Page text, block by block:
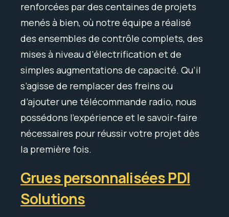
renforcées par des centaines de projets
menés à bien, où notre équipe a réalisé
des ensembles de contrôle complets, des
mises à niveau d’électrification et de
simples augmentations de capacité. Qu’il
s’agisse de remplacer des freins ou
d’ajouter une télécommande radio, nous
possédons l’expérience et le savoir-faire
nécessaires pour réussir votre projet dès
la première fois.
Grues personnalisées PDI
Solutions